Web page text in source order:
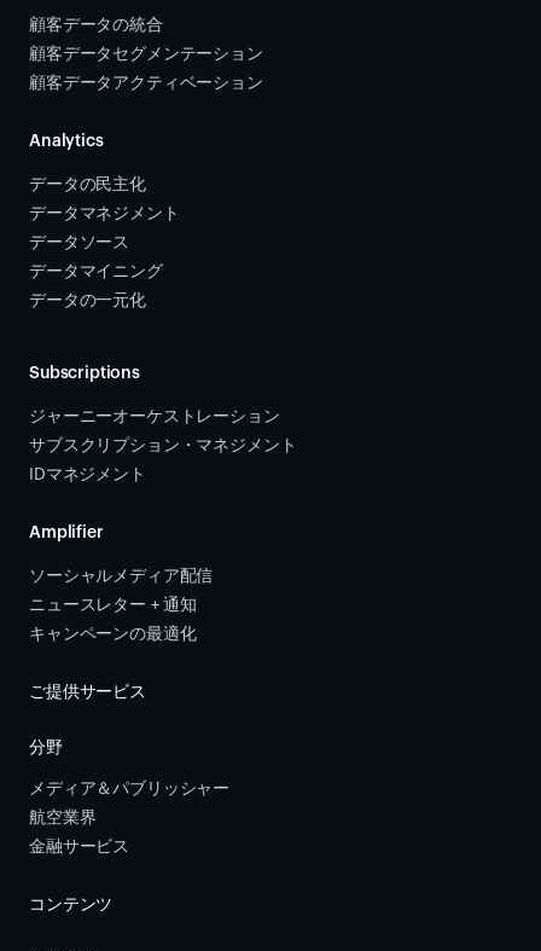
顧客データの統合
顧客データセグメンテーション
顧客データアクティベーション
Analytics
データの民主化
データマネジメント
データソース
データマイニング
データの一元化
Subscriptions
ジャーニーオーケストレーション
サブスクリプション・マネジメント
IDマネジメント
Amplifier
ソーシャルメディア配信
ニュースレター + 通知
キャンペーンの最適化
ご提供サービス
分野
メディア＆パブリッシャー
航空業界
金融サービス
コンテンツ